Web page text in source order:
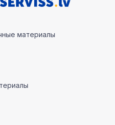
материалы